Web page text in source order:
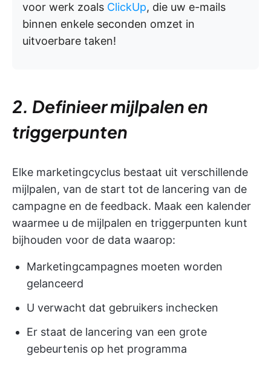
voor werk zoals ClickUp, die uw e-mails
binnen enkele seconden omzet in
uitvoerbare taken!
2. Definieer mijlpalen en
triggerpunten
Elke marketingcyclus bestaat uit verschillende
mijlpalen, van de start tot de lancering van de
campagne en de feedback. Maak een kalender
waarmee u de mijlpalen en triggerpunten kunt
bijhouden voor de data waarop:
Marketingcampagnes moeten worden
gelanceerd
U verwacht dat gebruikers inchecken
Er staat de lancering van een grote
gebeurtenis op het programma